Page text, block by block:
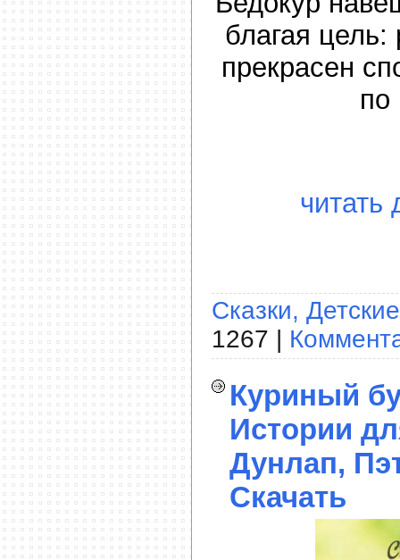
благая цель:
прекрасен
читать
Сказки,
1267 |
Куриный
Истории
Дунлап,
Скачать